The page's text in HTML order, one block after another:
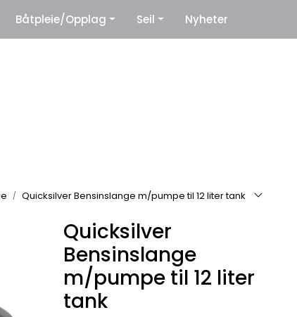
Leverandører
Båtpleie/Opplag Seil Nyheter
Quicksilver Bensinslange m/pumpe til 12 liter tank
Quicksilver
Bensinslange
m/pumpe til 12 liter
tank